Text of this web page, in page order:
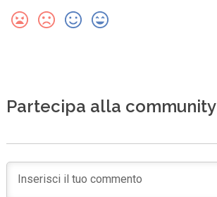
Partecipa alla community